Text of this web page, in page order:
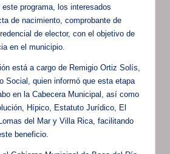
este programa, los interesados
de nacimiento, comprobante de
de elector, con el objetivo de
en el municipio.
está a cargo de Remigio Ortiz Solís,
Social, quien informó que esta etapa
en la Cabecera Municipal, así como
Hípico, Estatuto Jurídico, El
del Mar y Villa Rica, facilitando
beneficio.